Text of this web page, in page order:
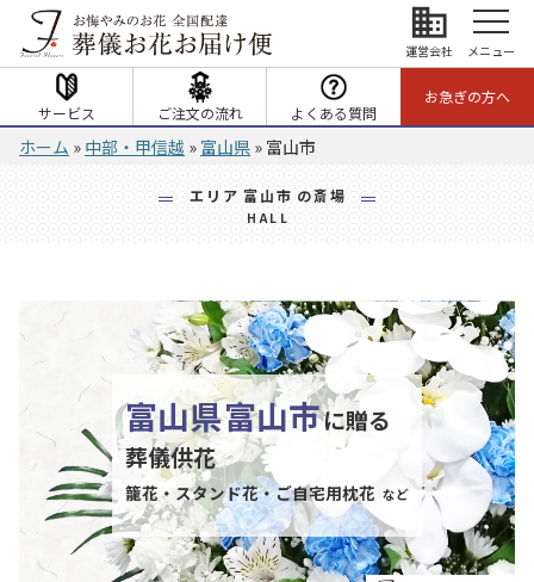
business
運営会社 メニュー
サービス ご注文の流れ よくある質問
お急ぎの方へ
ホーム » 中部・甲信越 » 富山県 » 富山市
エリア 富山市 の斎場
HALL
富山県富山市に贈る
葬儀供花
籠花・スタンド花・ご自宅用枕花 など